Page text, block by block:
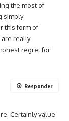
the most of
simply
this form of
really
regret for
Certainly value
Responder